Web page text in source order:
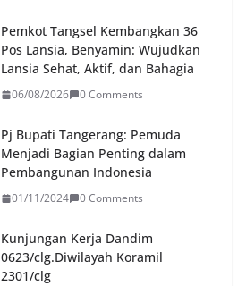
Pemkot Tangsel Kembangkan 36
Pos Lansia, Benyamin: Wujudkan
Lansia Sehat, Aktif, dan Bahagia
06/08/2026 0 Comments
Pj Bupati Tangerang: Pemuda
Menjadi Bagian Penting dalam
Pembangunan Indonesia
01/11/2024 0 Comments
Kunjungan Kerja Dandim
0623/clg.Diwilayah Koramil
2301/clg